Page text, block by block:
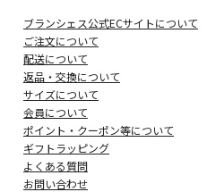
ブランシェス公式ECサイトについて
ご注文について
配送について
返品・交換について
サイズについて
会員について
ポイント・クーポン等について
ギフトラッピング
よくある質問
お問い合わせ